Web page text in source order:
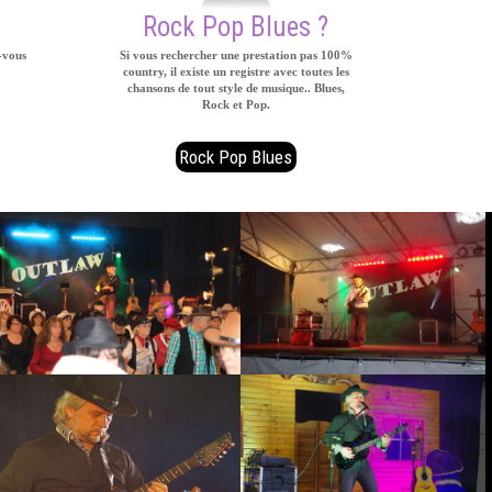
Rock Pop Blues ?
Si vous rechercher une prestation pas 100%
country, il existe un registre avec toutes les
chansons de tout style de musique.. Blues,
Rock et Pop.
Rock Pop Blues